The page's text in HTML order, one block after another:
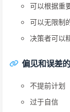
可以根据重
可以无限制
决策者可以
偏见和误差
不提前计划
过于自信